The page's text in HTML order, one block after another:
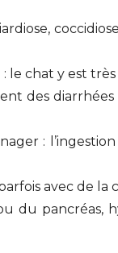
chat y est
des
:
avec de la
du pancréas,